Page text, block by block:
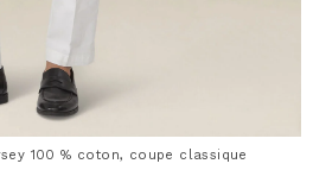
100 % coton, coupe classique